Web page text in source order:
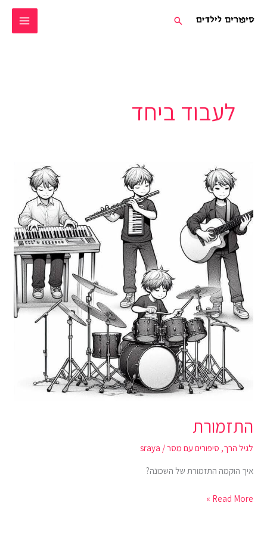
לתוכן
חיפוש
לעבוד ביחד
התזמורת
לגיל הרך, סיפורים עם מסר/
sraya
איך הוקמה התזמורת של השכונה?
התזמורת
Read More »